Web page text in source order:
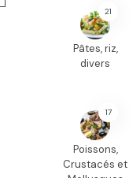
21
Pâtes, riz,
divers
17
Poissons,
Crustacés et